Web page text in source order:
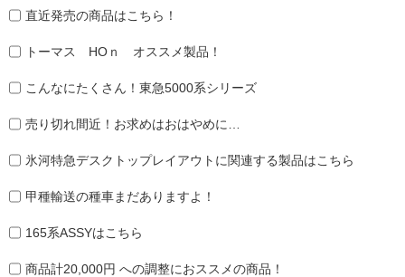
直近発売の商品はこちら！
トーマス HOｎ オススメ製品！
こんなにたくさん！東急5000系シリーズ
売り切れ間近！お求めはおはやめに…
氷河特急デスクトップレイアウトに関連する製品はこちら
甲種輸送の種車まだありますよ！
165系ASSYはこちら
商品計20,000円 への調整におススメの商品！